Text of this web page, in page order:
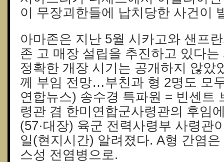
이 무장괴한들에 납치당한 사건이
아마존은 지난 5월 시카고와 샌프
존 고 매장 설립을 추진하고 있다
정확한 개장 시기는 공개하지 않았
께 부임 전망…부친과 형 2명도 모
연합뉴스) 송수경 특파원 = 빈센트
령관 겸 한미연합군사령관의 후임
(57·대장) 육군 전력사령부 사령관
일(현지시간) 알려졌다. A형 간염
스성 전염병으로.